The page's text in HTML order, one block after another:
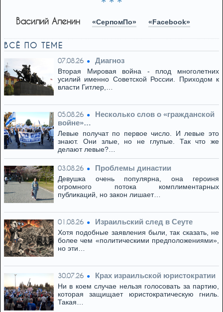
Василий Аленин «СерпомПо» «Facebook»
ВСЁ ПО ТЕМЕ
07.08.26 Диагноз
Вторая Мировая война - плод многолетних
усилий именно Советской России. Приходом к
власти Гитлер,…
05.08.26
Несколько слов о «гражданской
войне»…
Левые получат по первое число. И левые это
знают. Они злые, но не глупые. Так что же
делают левые?…
03.08.26 Проблемы династии
Девушка очень популярна, она героиня
огромного потока комплиментарных
публикаций, но закон лишает…
01.08.26 Израильский след в Сеуте
Хотя подобные заявления были, так сказать, не
более чем «политическими предположениями»,
но эти…
30.07.26 Крах израильской юристократии
Ни в коем случае нельзя голосовать за партию,
которая защищает юристократическую гниль.
Такая…